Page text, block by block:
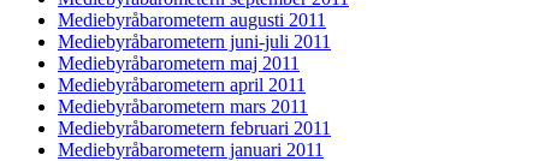
Mediebyråbarometern augusti 2011
Mediebyråbarometern juni-juli 2011
Mediebyråbarometern maj 2011
Mediebyråbarometern april 2011
Mediebyråbarometern mars 2011
Mediebyråbarometern februari 2011
Mediebyråbarometern januari 2011